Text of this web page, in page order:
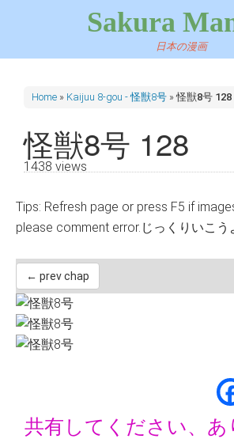
Sakura
日本の漫画
Home » Kaijuu 8-gou - 怪獣8号 »怪獣8号 128
怪獣8号 128
1438 views
Tips: Refresh page or press F5 if
please comment error.じっくりいこう
← prev chap
共有してください、